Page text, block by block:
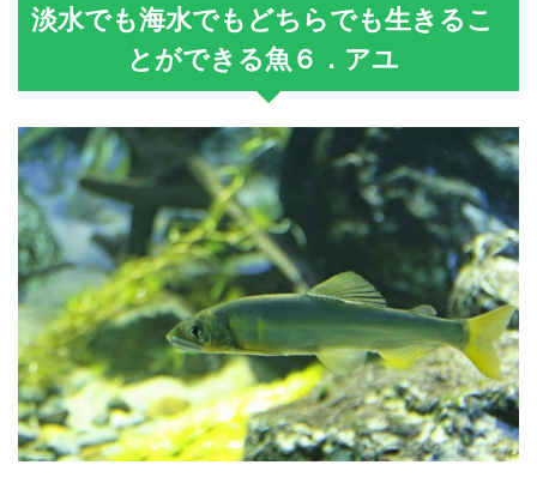
淡水でも海水でもどちらでも生きるこ
とができる魚６．アユ